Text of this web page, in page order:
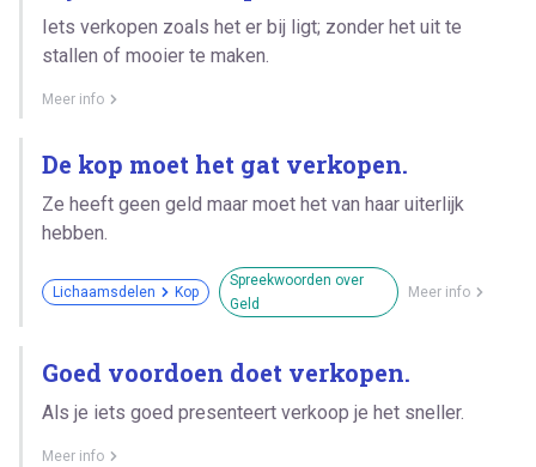
Iets verkopen zoals het er bij ligt; zonder het uit te
stallen of mooier te maken.
Meer info
De kop moet het gat verkopen.
Ze heeft geen geld maar moet het van haar uiterlijk
hebben.
Lichaamsdelen Kop
Spreekwoorden over
Geld
Meer info
Goed voordoen doet verkopen.
Als je iets goed presenteert verkoop je het sneller.
Meer info